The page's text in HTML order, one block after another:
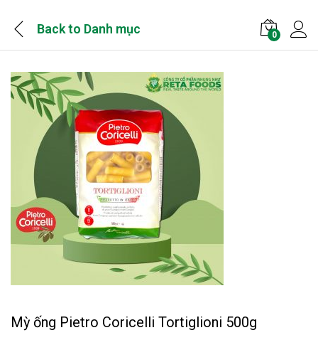
Back to Danh mục 0
Mỳ ống Pietro Coricelli Tortiglioni 500g